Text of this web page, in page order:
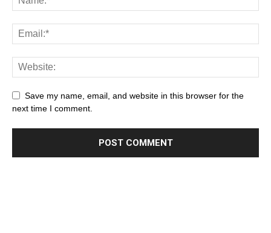
Save my name, email, and website in this browser for the
next time I comment.